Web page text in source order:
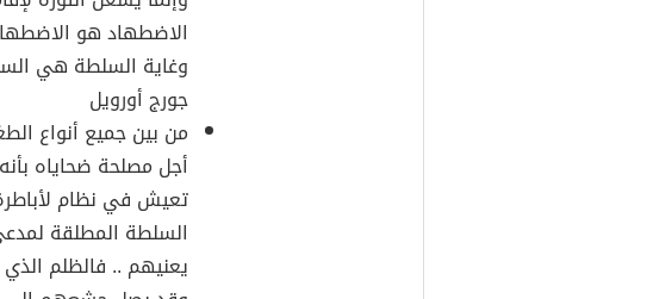
الاضطهاد هو
وغاية السلطة هي
جورج أورويل
من بين جميع أنواع
أجل مصلحة ضحاياه
تعيش في نظام
السلطة المطلقة
يعنيهم .. فالظلم الذي